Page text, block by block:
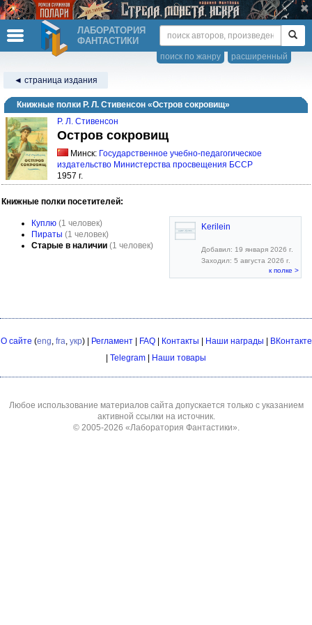
ЛАБОРАТОРИЯ
ФАНТАСТИКИ
расширенный
поиск по жанру
◄ страница издания
Книжные полки Р. Л. Стивенсон «Остров сокровищ»
Р. Л. Стивенсон
Остров сокровищ
Минск: Государственное учебно-педагогическое
издательство Министерства просвещения БССР
1957 г.
Книжные полки посетителей:
Куплю (1 человек)
Пираты (1 человек)
Старые в наличии (1 человек)
Kerilein
Добавил: 19 января 2026 г.
Заходил: 5 августа 2026 г.
к полке >
О сайте (eng, fra, укр) | Регламент| FAQ| Контакты Наши награды
ВКонтакте
Telegram Наши товары
Любое использование материалов сайта допускается только с указанием
активной ссылки на источник.
© 2005-2026 «Лаборатория Фантастики».